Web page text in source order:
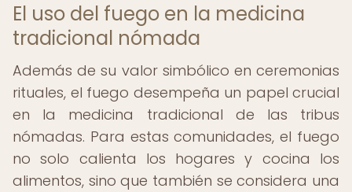
El uso del fuego en la medicina
tradicional nómada
Además de su valor simbólico en ceremonias
rituales, el fuego desempeña un papel crucial
en la medicina tradicional de las tribus
nómadas. Para estas comunidades, el fuego
no solo calienta los hogares y cocina los
alimentos, sino que también se considera una